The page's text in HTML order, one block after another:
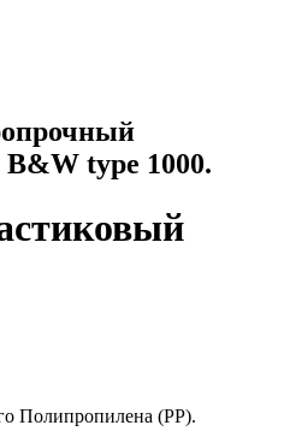
type 1000.
Полипропилена (PP).